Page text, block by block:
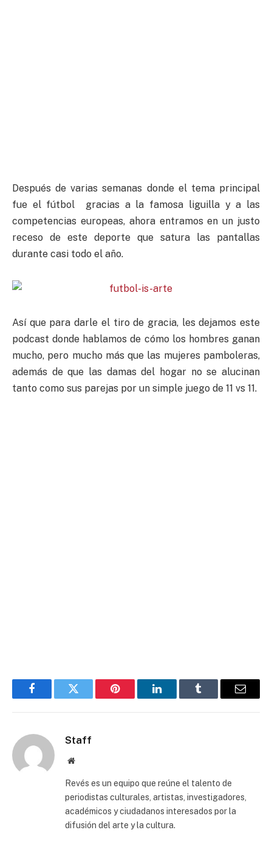
Después de varias semanas donde el tema principal
fue el fútbol gracias a la famosa liguilla y a las
competencias europeas, ahora entramos en un justo
receso de este deporte que satura las pantallas
durante casi todo el año.
Así que para darle el tiro de gracia, les dejamos este
podcast donde hablamos de cómo los hombres ganan
mucho, pero mucho más que las mujeres pamboleras,
además de que las damas del hogar no se alucinan
tanto como sus parejas por un simple juego de 11 vs 11.
FacebookTwitter Pinterest LinkedInTumblr Email
Staff
Website
Revés es un equipo que reúne el talento de
periodistas culturales, artistas, investigadores,
académicos y ciudadanos interesados por la
difusión del arte y la cultura.